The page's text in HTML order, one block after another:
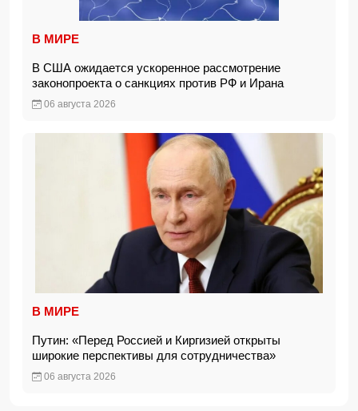
В МИРЕ
В США ожидается ускоренное рассмотрение
законопроекта о санкциях против РФ и Ирана
06 августа 2026
В МИРЕ
Путин: «Перед Россией и Киргизией открыты
широкие перспективы для сотрудничества»
06 августа 2026